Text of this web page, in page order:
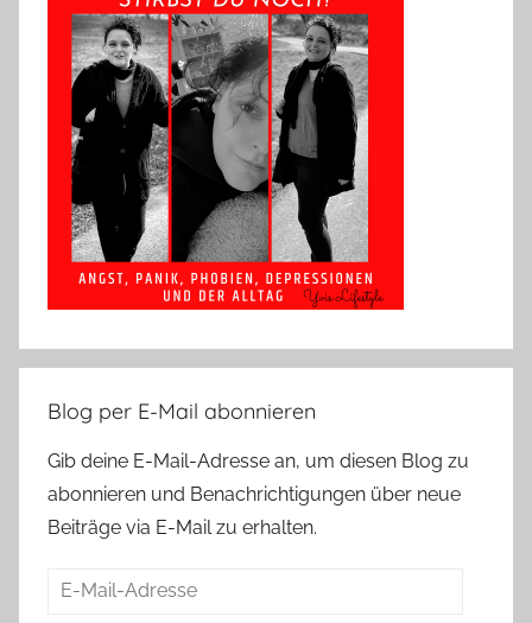
Blog per E-Mail abonnieren
Gib deine E-Mail-Adresse an, um diesen Blog zu
abonnieren und Benachrichtigungen über neue
Beiträge via E-Mail zu erhalten.
E-